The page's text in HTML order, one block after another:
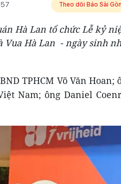
Theo dõi Báo Sài
Hà Lan tổ chức Lễ kỷ
Vua Hà Lan - ngày sinh
TPHCM Võ Văn Hoan;
Nam; ông Daniel